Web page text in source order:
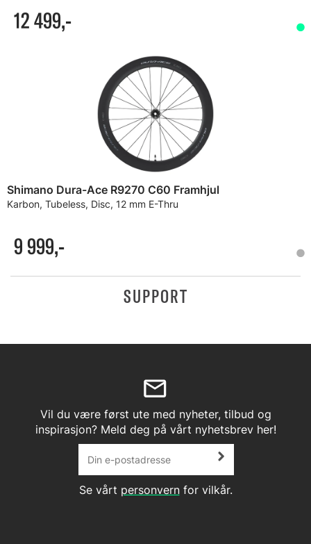
12 499,-
Shimano Dura-Ace R9270 C60 Framhjul
Karbon, Tubeless, Disc, 12 mm E-Thru
9 999,-
SUPPORT
Vil du være først ute med nyheter, tilbud og
inspirasjon? Meld deg på vårt nyhetsbrev her!
Se vårt personvernfor vilkår.